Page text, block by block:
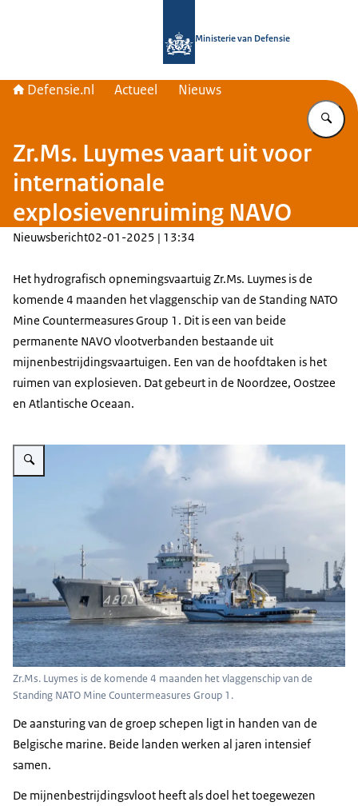
Ministerie van Defensie
Defensie.nl Actueel Nieuws
Zr.Ms. Luymes vaart uit voor
internationale
explosievenruiming NAVO
Nieuwsbericht02-01-2025 | 13:34
Het hydrografisch opnemingsvaartuig Zr.Ms. Luymes is de
komende 4 maanden het vlaggenschip van de Standing NATO
Mine Countermeasures Group 1 . Dit is een van beide
permanente NAVO vlootverbanden bestaande uit
mijnenbestrijdingsvaartuigen. Een van de hoofdtaken is het
ruimen van explosieven. Dat gebeurt in de Noordzee, Oostzee
en Atlantische Oceaan.
Vergroot afbeelding Een marineschip vertrekt uit de haven.
Zr.Ms. Luymes is de komende 4 maanden het vlaggenschip van de
Standing NATO Mine Countermeasures Group 1.
De aansturing van de groep schepen ligt in handen van de
Belgische marine. Beide landen werken al jaren intensief
samen.
De mijnenbestrijdingsvloot heeft als doel het toegewezen